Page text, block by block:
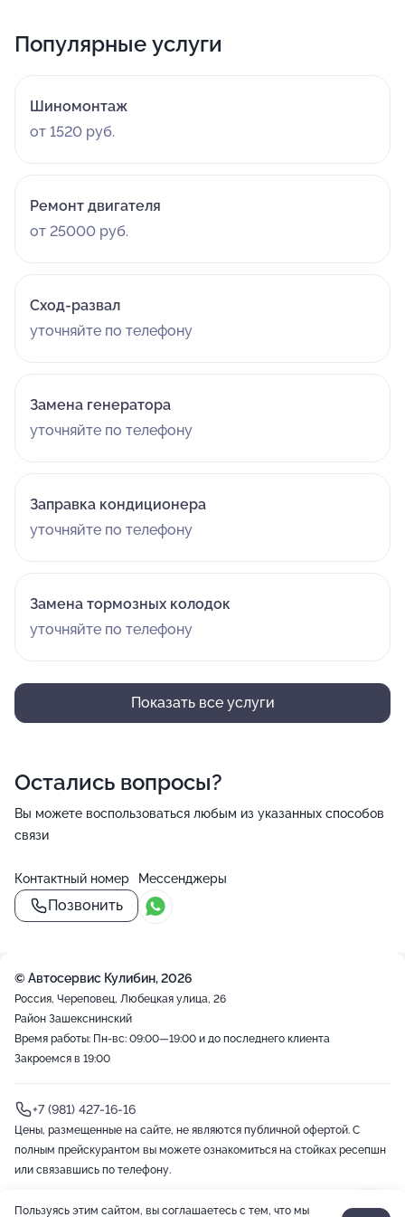
Популярные услуги
Шиномонтаж
от 1520 руб.
Ремонт двигателя
от 25000 руб.
Сход-развал
уточняйте по телефону
Замена генератора
уточняйте по телефону
Заправка кондиционера
уточняйте по телефону
Замена тормозных колодок
уточняйте по телефону
Показать все услуги
Остались вопросы?
Вы можете воспользоваться любым из указанных способов
связи
Контактный номер
Позвонить
Мессенджеры
© Автосервис Кулибин, 2026
Россия, Череповец, Любецкая улица, 26
Район Зашекснинский
Время работы: Пн-вс: 09:00—19:00 и до последнего клиента
Закроемся в 19:00
+7 (981) 427-16-16
Цены, размещенные на сайте, не являются публичной офертой. С
полным прейскурантом вы можете ознакомиться на стойках ресепшн
или связавшись по телефону.
Пользуясь этим сайтом, вы соглашаетесь с тем, что мы